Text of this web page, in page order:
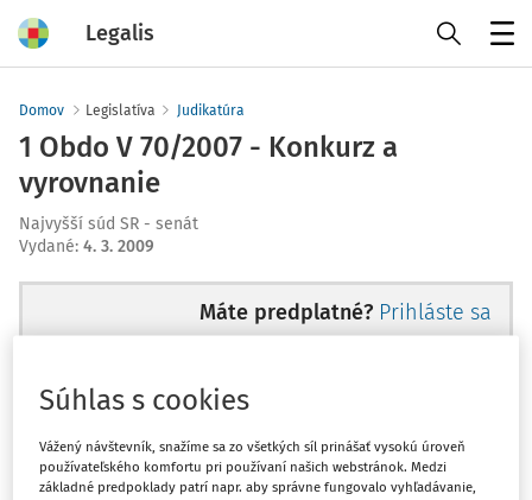
Legalis
Domov Legislatíva Judikatúra
1 Obdo V 70/2007 - Konkurz a
vyrovnanie
Najvyšší súd SR - senát
Vydané: 4. 3. 2009
Máte predplatné? Prihláste sa
Ups, zatiaľ ste si prečítali len
začiatok...
Súhlas s cookies
Vážený návštevník, snažíme sa zo všetkých síl prinášať vysokú úroveň
používateľského komfortu pri používaní našich webstránok. Medzi
základné predpoklady patrí napr. aby správne fungovalo vyhľadávanie,